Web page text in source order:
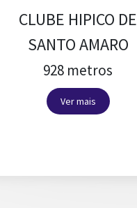
CLUBE HIPICO DE
SANTO AMARO
928 metros
Ver mais